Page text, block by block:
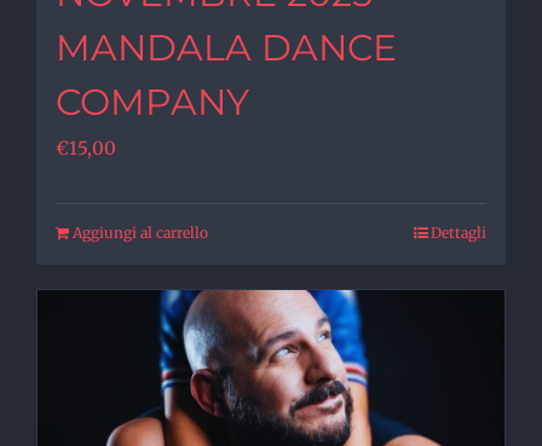
MANDALA DANCE
COMPANY
€15,00
Aggiungi al carrello Dettagli